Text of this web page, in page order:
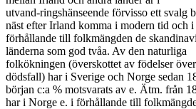
utvand-ringshänseende förvisso ett svalg
näst efter Irland komma i modern tid och i
förhållande till folkmängden de
länderna som god tvåa. Av den naturliga
folkökningen (överskottet av födelser över
dödsfall) har i Sverige och Norge sedan
början c:a % motsvarats av e. Ätm. från
har i Norge e. i förhållande till